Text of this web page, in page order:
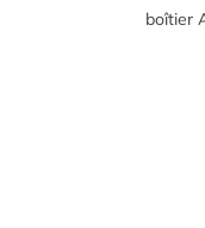
boîtier